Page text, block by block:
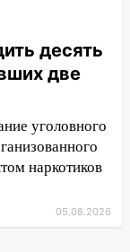
десять
две
уголовного
наркотиков
05.08.2026